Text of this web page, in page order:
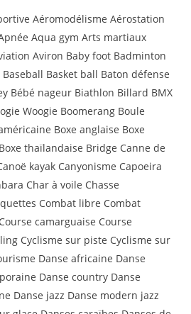
Aéromodélisme Aérostation
Aqua gym Arts martiaux
Aviron Baby foot Badminton
Basket ball Baton défense
Bébé nageur Biathlon Billard BMX
Woogie Boomerang Boule
Boxe anglaise Boxe
thaïlandaise Bridge Canne de
kayak Canyonisme Capoeira
Char à voile Chasse
Combat libre Combat
camarguaise Course
Cyclisme sur piste Cyclisme sur
Danse africaine Danse
Danse country Danse
Danse jazz Danse modern jazz